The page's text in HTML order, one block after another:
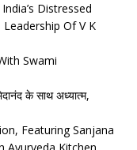
Distressed
Of V K
Swami
के साथ अध्यात्म,
Featuring Sanjana